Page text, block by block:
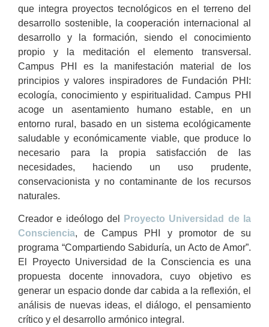
que integra proyectos tecnológicos en el terreno del
desarrollo sostenible, la cooperación internacional al
desarrollo y la formación, siendo el conocimiento
propio y la meditación el elemento transversal.
Campus PHI es la manifestación material de los
principios y valores inspiradores de Fundación PHI:
ecología, conocimiento y espiritualidad. Campus PHI
acoge un asentamiento humano estable, en un
entorno rural, basado en un sistema ecológicamente
saludable y económicamente viable, que produce lo
necesario para la propia satisfacción de las
necesidades, haciendo un uso prudente,
conservacionista y no contaminante de los recursos
naturales.
Creador e ideólogo del
Proyecto Universidad de la
Consciencia, de Campus PHI y promotor de su
programa “Compartiendo Sabiduría, un Acto de Amor”.
El Proyecto Universidad de la Consciencia es una
propuesta docente innovadora, cuyo objetivo es
generar un espacio donde dar cabida a la reflexión, el
análisis de nuevas ideas, el diálogo, el pensamiento
crítico y el desarrollo armónico integral.